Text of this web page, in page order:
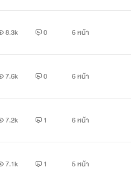
8.3k 0 6 หน้า
7.6k 0 6 หน้า
7.2k 1 6 หน้า
7.1k 1 5 หน้า